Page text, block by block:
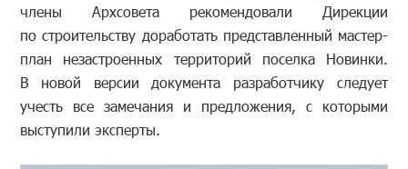
члены Архсовета рекомендовали Дирекции
по строительству доработать представленный мастер-
план незастроенных территорий поселка Новинки.
В новой версии документа разработчику следует
учесть все замечания и предложения, с которыми
выступили эксперты.